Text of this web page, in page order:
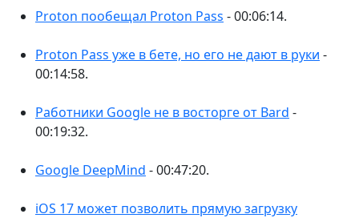
Proton пообещал Proton Pass - 00:06:14.
Proton Pass уже в бете, но его не дают в руки -
00:14:58.
Работники Google не в восторге от Bard -
00:19:32.
Google DeepMind - 00:47:20.
iOS 17 может позволить прямую загрузку